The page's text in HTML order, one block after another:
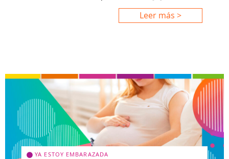
Leer más >
YA ESTOY EMBARAZADA